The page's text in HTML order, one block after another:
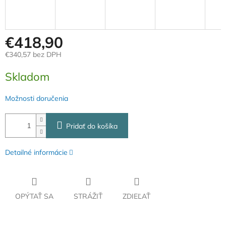
€418,90
€340,57 bez DPH
cena:
Skladom
Možnosti doručenia
Pridať do košíka
Detailné informácie
OPÝTAŤ SA STRÁŽIŤ ZDIEĽAŤ